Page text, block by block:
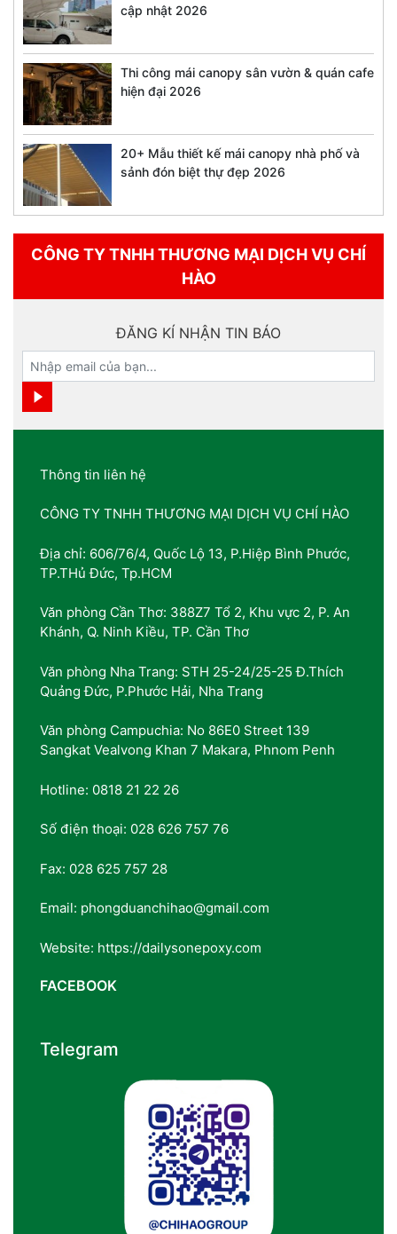
cập nhật 2026
Thi công mái canopy sân vườn & quán cafe
hiện đại 2026
20+ Mẫu thiết kế mái canopy nhà phố và
sảnh đón biệt thự đẹp 2026
CÔNG TY TNHH THƯƠNG MẠI DỊCH VỤ CHÍ
HÀO
ĐĂNG KÍ NHẬN TIN BÁO
Thông tin liên hệ
CÔNG TY TNHH THƯƠNG MẠI DỊCH VỤ CHÍ HÀO
Địa chỉ: 606/76/4, Quốc Lộ 13, P.Hiệp Bình Phước,
TP.THủ Đức, Tp.HCM
Văn phòng Cần Thơ: 388Z7 Tổ 2, Khu vực 2, P. An
Khánh, Q. Ninh Kiều, TP. Cần Thơ
Văn phòng Nha Trang: STH 25-24/25-25 Đ.Thích
Quảng Đức, P.Phước Hải, Nha Trang
Văn phòng Campuchia: No 86E0 Street 139
Sangkat Vealvong Khan 7 Makara, Phnom Penh
Hotline: 0818 21 22 26
Số điện thoại: 028 626 757 76
Fax: 028 625 757 28
Email: phongduanchihao@gmail.com
Website: https://dailysonepoxy.com
FACEBOOK
Telegram